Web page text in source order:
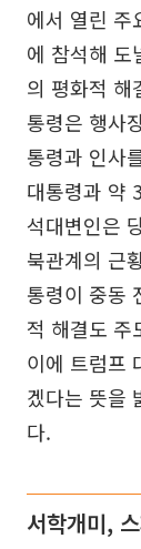
에서 열린 주
에 참석해 도
의 평화적 해
통령은 행사
통령과 인사
대통령과 약
석대변인은
북관계의 근
통령이 중동
적 해결도 주
이에 트럼프
겠다는 뜻을
다.
서학개미,